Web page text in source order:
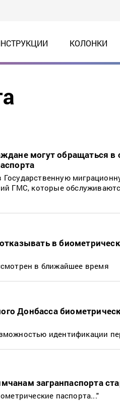
КОЛОНКИ
могут обращаться в
ГМС, которые
в
в ближайшее время
Донбасса
идентификации
загранпаспорта
паспорта..."